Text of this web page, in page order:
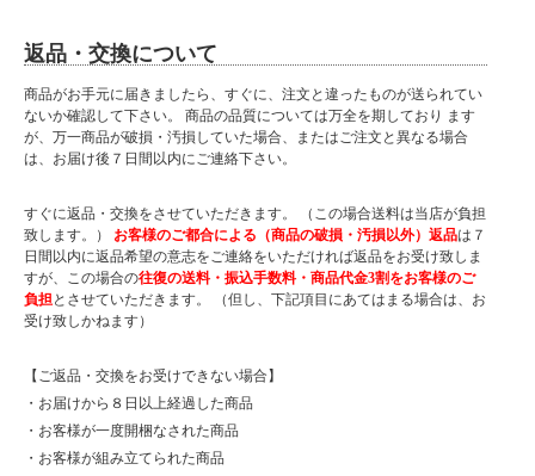
返品・交換について
商品がお手元に届きましたら、すぐに、注文と違ったものが送られてい
ないか確認して下さい。 商品の品質については万全を期しており ます
が、万一商品が破損・汚損していた場合、またはご注文と異なる場合
は、お届け後７日間以内にご連絡下さい。
すぐに返品・交換をさせていただきます。 （この場合送料は当店が負担
致します。） お客様のご都合による（商品の破損・汚損以外）返品は７
日間以内に返品希望の意志をご連絡をいただければ返品をお受け致しま
すが、この場合の往復の送料・振込手数料・商品代金3割をお客様のご
負担とさせていただきます。 （但し、下記項目にあてはまる場合は、お
受け致しかねます）
【ご返品・交換をお受けできない場合】
・お届けから８日以上経過した商品
・お客様が一度開梱なされた商品
・お客様が組み立てられた商品